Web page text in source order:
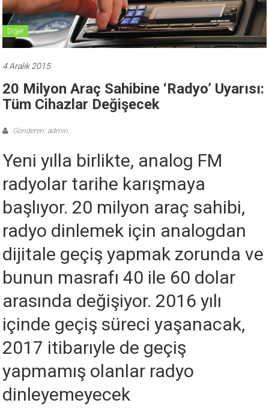
Diğer
4 Aralık 2015
20 Milyon Araç Sahibine ‘radyo’ Uyarısı:
Tüm Cihazlar Değişecek
Gönderen: admin
Yeni yılla birlikte, analog FM
radyolar tarihe karışmaya
başlıyor. 20 milyon araç sahibi,
radyo dinlemek için analogdan
dijitale geçiş yapmak zorunda ve
bunun masrafı 40 ile 60 dolar
arasında değişiyor. 2016 yılı
içinde geçiş süreci yaşanacak,
2017 itibarıyle de geçiş
yapmamış olanlar radyo
dinleyemeyecek